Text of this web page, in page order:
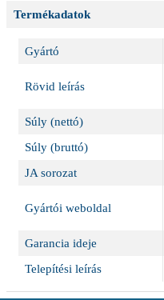
Termékadatok
Gyártó
Rövid leírás
Súly (nettó)
Súly (bruttó)
JA sorozat
Gyártói weboldal
Garancia ideje
Telepítési leírás